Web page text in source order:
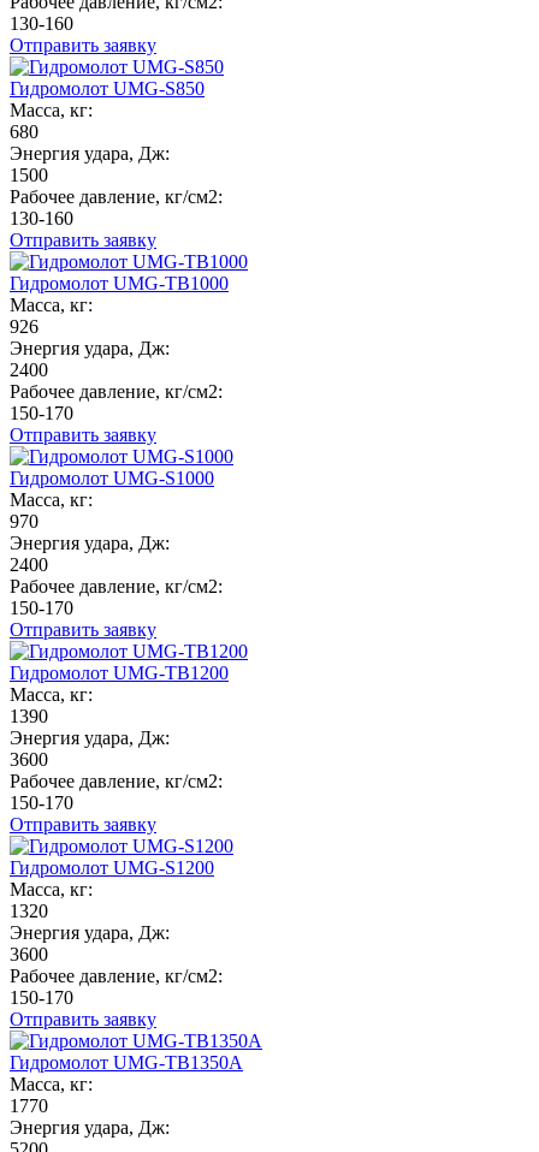
130-160
Отправить заявку
Гидромолот UMG-S850
Масса, кг:
680
Энергия удара, Дж:
1500
Рабочее давление, кг/см2:
130-160
Отправить заявку
Гидромолот UMG-TB1000
Масса, кг:
926
Энергия удара, Дж:
2400
Рабочее давление, кг/см2:
150-170
Отправить заявку
Гидромолот UMG-S1000
Масса, кг:
970
Энергия удара, Дж:
2400
Рабочее давление, кг/см2:
150-170
Отправить заявку
Гидромолот UMG-TB1200
Масса, кг:
1390
Энергия удара, Дж:
3600
Рабочее давление, кг/см2:
150-170
Отправить заявку
Гидромолот UMG-S1200
Масса, кг:
1320
Энергия удара, Дж:
3600
Рабочее давление, кг/см2:
150-170
Отправить заявку
Гидромолот UMG-TB1350A
Масса, кг:
1770
Энергия удара, Дж: